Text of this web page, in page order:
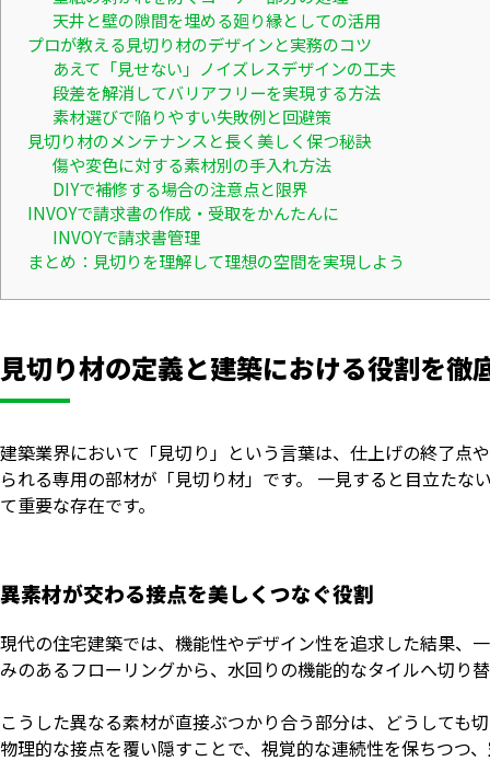
天井と壁の隙間を埋める廻り縁としての活用
プロが教える見切り材のデザインと実務のコツ
あえて「見せない」ノイズレスデザインの工夫
段差を解消してバリアフリーを実現する方法
素材選びで陥りやすい失敗例と回避策
見切り材のメンテナンスと長く美しく保つ秘訣
傷や変色に対する素材別の手入れ方法
DIYで補修する場合の注意点と限界
INVOYで請求書の作成・受取をかんたんに
INVOYで請求書管理
まとめ：見切りを理解して理想の空間を実現しよう
見切り材の定義と建築における役割を徹
建築業界において「見切り」という言葉は、仕上げの終了点
られる専用の部材が「見切り材」です。 一見すると目立た
て重要な存在です。
異素材が交わる接点を美しくつなぐ役割
現代の住宅建築では、機能性やデザイン性を追求した結果、
みのあるフローリングから、水回りの機能的なタイルへ切り
こうした異なる素材が直接ぶつかり合う部分は、どうしても
物理的な接点を覆い隠すことで、視覚的な連続性を保ちつつ